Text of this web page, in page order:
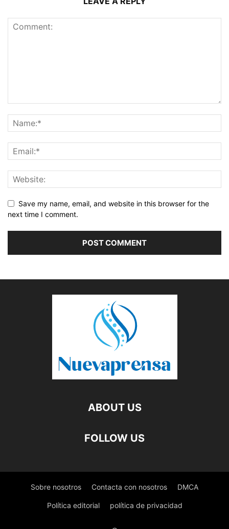
Save my name, email, and website in this browser for the
next time I comment.
ABOUT US
FOLLOW US
Sobre nosotros Contacta con nosotros DMCA
Política editorial política de privacidad